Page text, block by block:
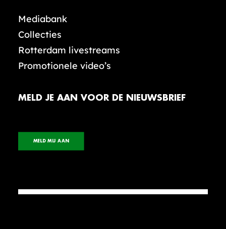
Mediabank
Collecties
Rotterdam livestreams
Promotionele video’s
MELD JE AAN VOOR DE NIEUWSBRIEF
MELD MIJ AAN